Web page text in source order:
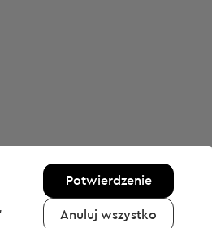
Potwierdzenie
Anuluj wszystko